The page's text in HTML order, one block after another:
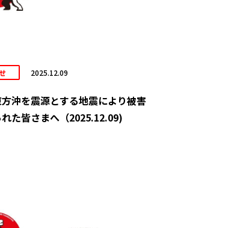
2025.12.09
沖を震源とする地震により被害
た皆さまへ（2025.12.09)